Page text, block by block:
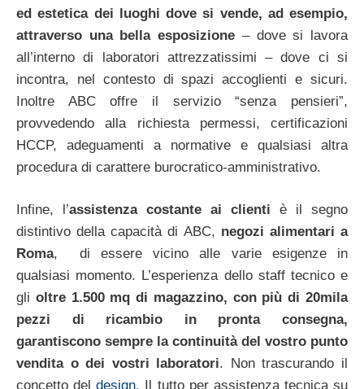
ed estetica dei luoghi dove si vende, ad esempio,
attraverso una bella esposizione – dove si lavora
all’interno di laboratori attrezzatissimi – dove ci si
incontra, nel contesto di spazi accoglienti e sicuri.
Inoltre ABC offre il servizio “senza pensieri”,
provvedendo alla richiesta permessi, certificazioni
HCCP, adeguamenti a normative e qualsiasi altra
procedura di carattere burocratico-amministrativo.
Infine, l’assistenza costante ai clienti è il segno
distintivo della capacità di ABC, negozi alimentari a
Roma, di essere vicino alle varie esigenze in
qualsiasi momento. L’esperienza dello staff tecnico e
gli oltre 1.500 mq di magazzino, con più di 20mila
pezzi di ricambio in pronta consegna,
garantiscono sempre la continuità del vostro punto
vendita o dei vostri laboratori. Non trascurando il
concetto deldesign. Il tutto per assistenza tecnica su